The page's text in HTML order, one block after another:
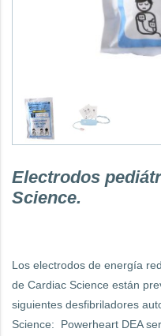
Electrodos
Science.
Los electrodos de energía
de Cardiac Science están
siguientes desfibriladores
Science: Powerheart DEA